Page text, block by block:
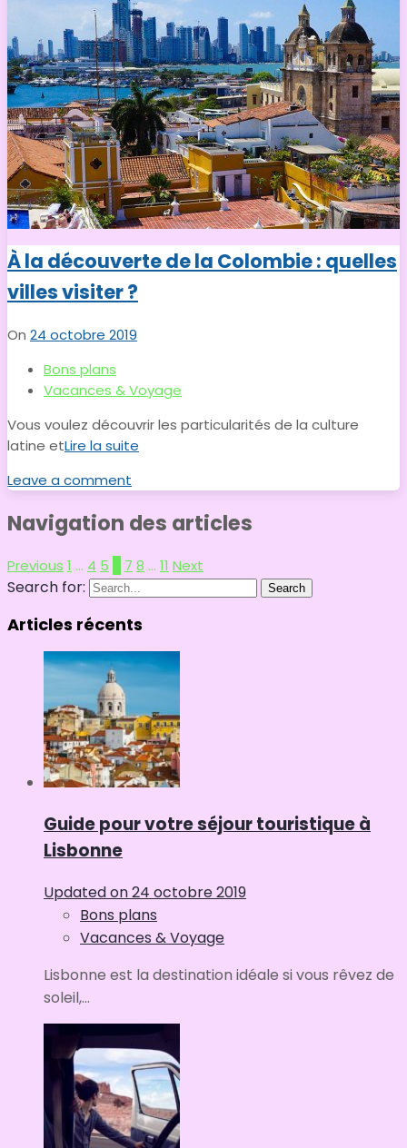
À la découverte de la Colombie : quelles
villes visiter ?
On 24 octobre 2019
Bons plans
Vacances & Voyage
Vous voulez découvrir les particularités de la culture
latine etLire la suite
Leave a comment
Navigation des articles
Previous 1 … 4 5 7 8 … 11 Next
Search for: Search
Articles récents
Guide pour votre séjour touristique à
Lisbonne
Updated on24 octobre 2019
Bons plans
Vacances & Voyage
Lisbonne est la destination idéale si vous rêvez de
soleil,...